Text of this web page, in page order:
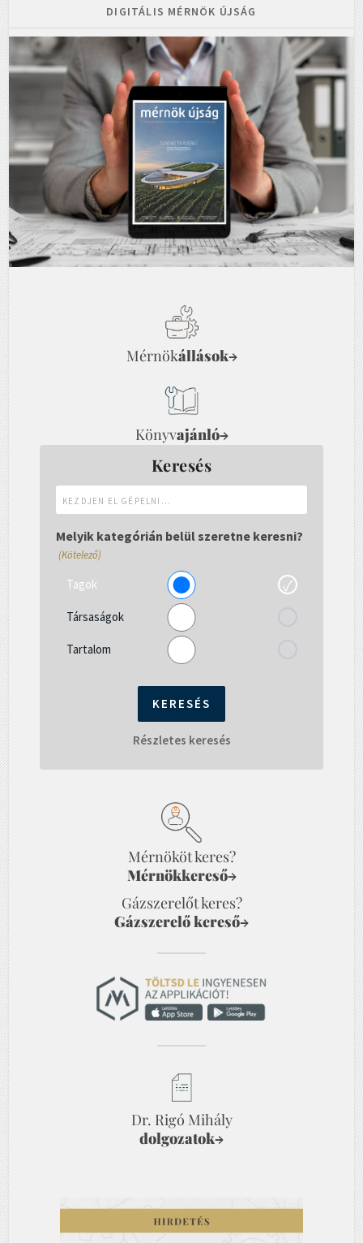
DIGITÁLIS MÉRNÖK ÚJSÁG
Mérnökállások→
Könyvajánló→
Keresés
el
gépelni...
Melyik kategórián belül szeretne keresni?
(Kötelező)
Tagok
Társaságok
Tartalom
Részletes keresés
Mérnököt keres?
Mérnökkereső→
Gázszerelőt keres?
Gázszerelő kereső→
Dr. Rigó Mihály
dolgozatok→